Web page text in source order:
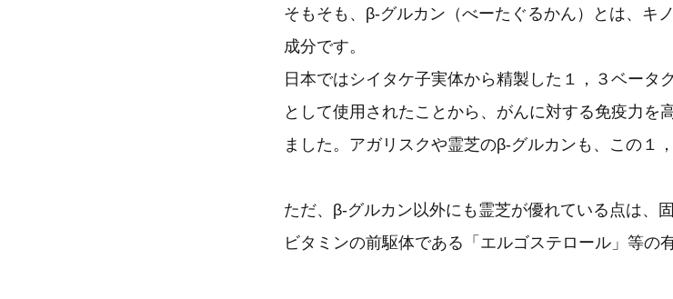
そもそも、β-グルカン（べーたぐるかん）とは、キ
成分です。
日本ではシイタケ子実体から精製した１，３ベータ
として使用されたことから、がんに対する免疫力を
ました。アガリスクや霊芝のβ-グルカンも、この１
ただ、β-グルカン以外にも霊芝が優れている点は、
ビタミンの前駆体である「エルゴステロール」等の